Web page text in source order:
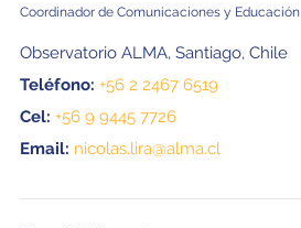
Coordinador de Comunicaciones y Educación
Observatorio ALMA, Santiago, Chile
Teléfono: +56 2 2467 6519
Cel: +56 9 9445 7726
Email: nicolas.lira@alma.cl